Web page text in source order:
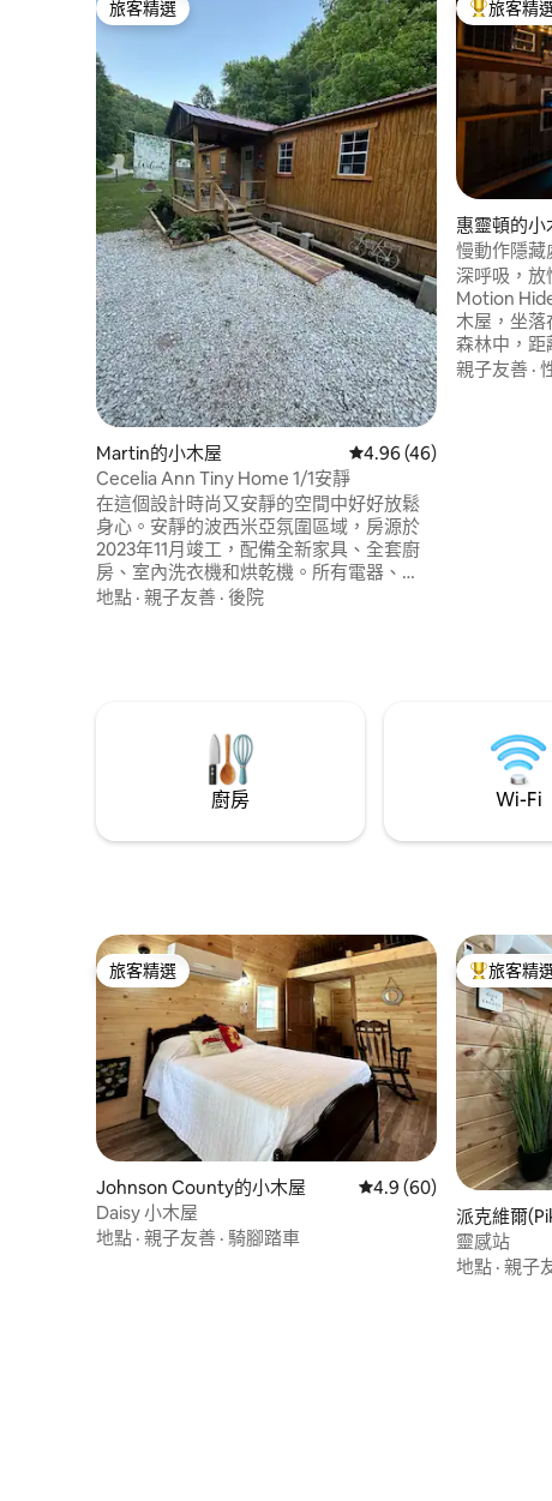
旅客精選
旅客精選
Martin的小木屋 從 46 則評價中獲得 4.96
4.96 (46)
Cecelia Ann Tiny Home 1/1安靜
在這個設計時尚又安靜的空間中好好放鬆
身心。安靜的波西米亞氛圍區域，房源於
2023年11月竣工，配備全新家具、全套廚
房、室內洗衣機和烘乾機。所有電器、
Keurig咖啡壺，可供單杯或整壺使用。有
（Red River Gorge）不到1小時
地點 · 親子友善 · 後院
旅客精選
旅客精
惠靈頓的小
慢動作隱藏處 Cave Run Lake/RRG
浴池！
深呼吸，放慢
Motion
木屋，坐落
森林中，距
幾分鐘路程
親子友善 ·
廚房 Wi-Fi
旅客精選
旅客精選
Johnson County的小木屋 從 60 則評價中獲得 4.9
4.9 (60)
Daisy 小木屋
地點 · 親子友善 · 騎腳踏車
旅客精選
旅客精
派克維爾
靈感站
地點 · 親子